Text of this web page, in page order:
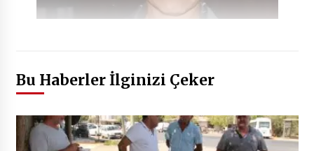
Bu Haberler İlginizi Çeker